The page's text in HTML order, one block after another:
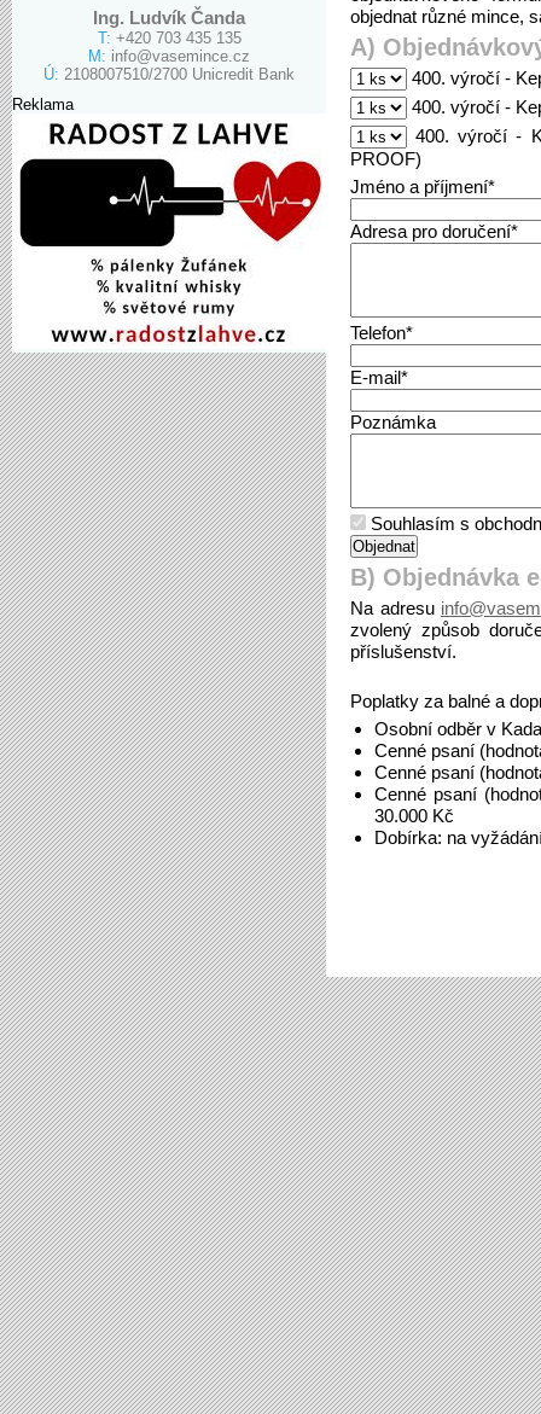
Ing. Ludvík Čanda
T: +420 703 435 135
M: info@vasemince.cz
Ú: 2108007510/2700 Unicredit Bank
Reklama
objednat různé mince,
A)
400. výročí -
400. výročí -
400. výročí -
PROOF)
Jméno a příjmení*
Adresa pro doručení*
Telefon*
E-mail*
Poznámka
Souhlasím s
B) Objednávka
Na adresu
zvolený způsob
příslušenství.
Poplatky za balné a
Osobní odběr v
Cenné psaní
Cenné psaní
Cenné psaní
30.000 Kč
Dobírka: na